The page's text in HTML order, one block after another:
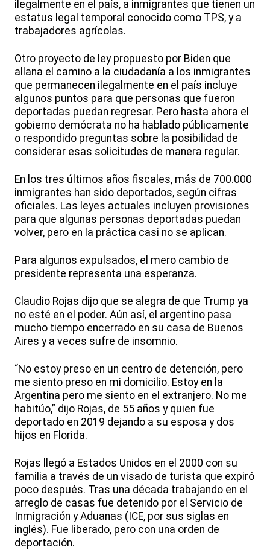
ilegalmente en el país, a inmigrantes que tienen un
estatus legal temporal conocido como TPS, y a
trabajadores agrícolas.
Otro proyecto de ley propuesto por Biden que
allana el camino a la ciudadanía a los inmigrantes
que permanecen ilegalmente en el país incluye
algunos puntos para que personas que fueron
deportadas puedan regresar. Pero hasta ahora el
gobierno demócrata no ha hablado públicamente
o respondido preguntas sobre la posibilidad de
considerar esas solicitudes de manera regular.
En los tres últimos años fiscales, más de 700.000
inmigrantes han sido deportados, según cifras
oficiales. Las leyes actuales incluyen provisiones
para que algunas personas deportadas puedan
volver, pero en la práctica casi no se aplican.
Para algunos expulsados, el mero cambio de
presidente representa una esperanza.
Claudio Rojas dijo que se alegra de que Trump ya
no esté en el poder. Aún así, el argentino pasa
mucho tiempo encerrado en su casa de Buenos
Aires y a veces sufre de insomnio.
“No estoy preso en un centro de detención, pero
me siento preso en mi domicilio. Estoy en la
Argentina pero me siento en el extranjero. No me
habitúo,” dijo Rojas, de 55 años y quien fue
deportado en 2019 dejando a su esposa y dos
hijos en Florida.
Rojas llegó a Estados Unidos en el 2000 con su
familia a través de un visado de turista que expiró
poco después. Tras una década trabajando en el
arreglo de casas fue detenido por el Servicio de
Inmigración y Aduanas (ICE, por sus siglas en
inglés). Fue liberado, pero con una orden de
deportación.